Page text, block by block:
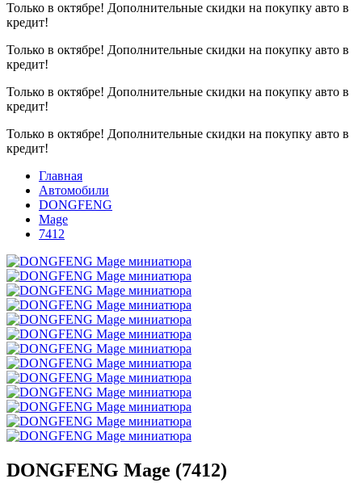
Только в октябре! Дополнительные скидки на покупку авто в
кредит!
Только в октябре! Дополнительные скидки на покупку авто в
кредит!
Только в октябре! Дополнительные скидки на покупку авто в
кредит!
Только в октябре! Дополнительные скидки на покупку авто в
кредит!
Главная
Автомобили
DONGFENG
Mage
7412
DONGFENG Mage (7412)